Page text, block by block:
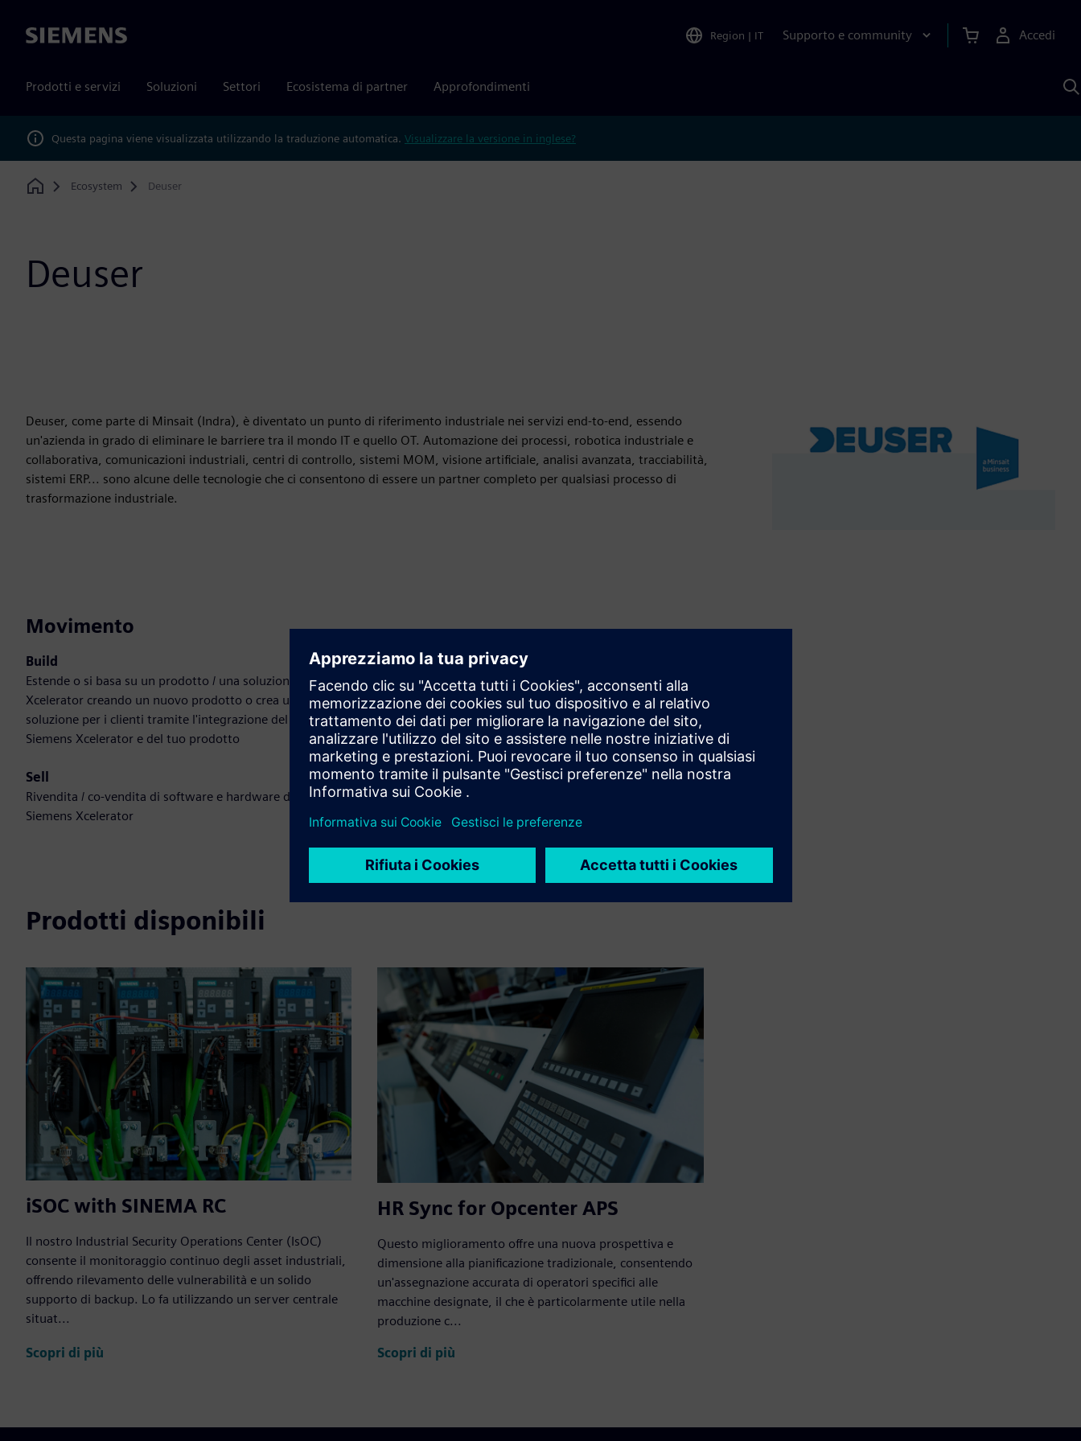
Siemens Region | IT Supporto e community Accedi
Prodotti e servizi Soluzioni Settori Ecosistema di partner Approfondimenti
Questa pagina viene visualizzata utilizzando la traduzione automatica. Visualizzare la versione in inglese?
Home
Ecosystem Deuser
Deuser
Deuser, come parte di Minsait (Indra), è diventato un punto di riferimento industriale nei servizi end-to-end, essendo
un'azienda in grado di eliminare le barriere tra il mondo IT e quello OT. Automazione dei processi, robotica industriale e
collaborativa, comunicazioni industriali, centri di controllo, sistemi MOM, visione artificiale, analisi avanzata, tracciabilità,
sistemi ERP... sono alcune delle tecnologie che ci consentono di essere un partner completo per qualsiasi processo di
trasformazione industriale.
Movimento
Build
Estende o si basa su un prodotto / una soluzione Siemens
Xcelerator creando un nuovo prodotto o crea una nuova
soluzione per i clienti tramite l'integrazione del prodotto
Siemens Xcelerator e del tuo prodotto
Sell
Rivendita / co-vendita di software e hardware digitale su
Siemens Xcelerator
Prodotti disponibili
iSOC with SINEMA RC
Il nostro Industrial Security Operations Center (IsOC)
consente il monitoraggio continuo degli asset industriali,
offrendo rilevamento delle vulnerabilità e un solido
supporto di backup. Lo fa utilizzando un server centrale
situat...
Scopri di più
HR Sync for Opcenter APS
Questo miglioramento offre una nuova prospettiva e
dimensione alla pianificazione tradizionale, consentendo
un'assegnazione accurata di operatori specifici alle
macchine designate, il che è particolarmente utile nella
produzione c...
Scopri di più